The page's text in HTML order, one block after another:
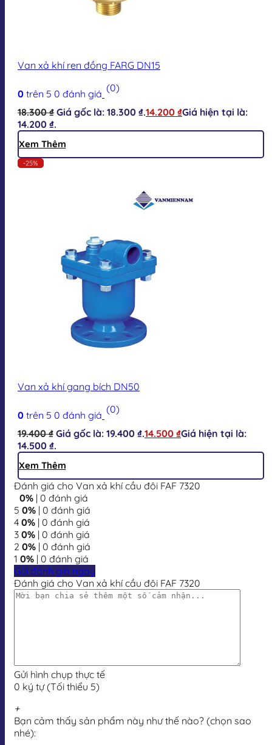
Van xả khí ren đồng FARG DN15
0 trên 5 0 đánh giá (0)
18.300₫ Giá gốc là: 18.300 ₫.14.200 ₫Giá hiện tại là:
14.200 ₫.
Xem Thêm
-25%
Van xả khí gang bích DN50
0 trên 5 0 đánh giá (0)
19.400₫ Giá gốc là: 19.400 ₫.14.500 ₫Giá hiện tại là:
14.500 ₫.
Xem Thêm
Đánh giá cho Van xả khí cầu đôi FAF 7320
0% | 0 đánh giá
5 0% | 0 đánh giá
4 0% | 0 đánh giá
3 0% | 0 đánh giá
2 0% | 0 đánh giá
1 0% | 0 đánh giá
Gửi đánh giá ngay
Đánh giá cho Van xả khí cầu đôi FAF 7320
Gửi hình chụp thực tế
0 ký tự (Tối thiểu 5)
+
Bạn cảm thấy sản phẩm này như thế nào? (chọn sao
nhé):